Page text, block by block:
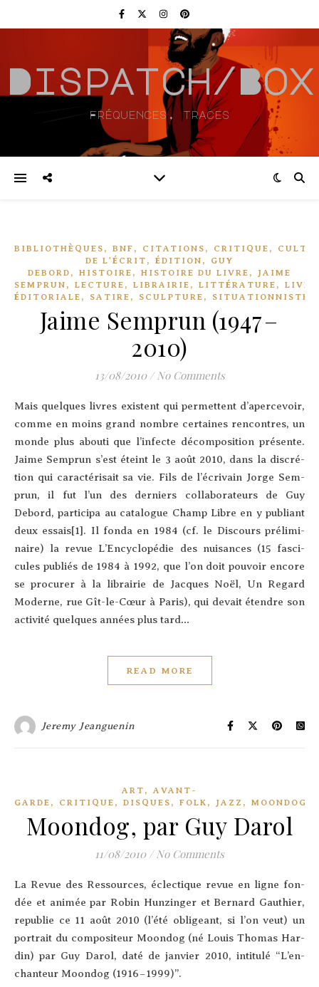
Dispatch/Box
Fréquences, traces
BIBLIOTHÈQUES , BNF , CITATIONS , CRITIQUE ,
DE L'ÉCRIT , ÉDITION ,
GUY
DEBORD , HISTOIRE , HISTOIRE DU LIVRE ,
JAIME
SEMPRUN , LECTURE , LIBRAIRIE , LITTÉRATURE ,
ÉDITORIALE , SATIRE , SCULPTURE , SITUATIONNISTE
Jaime Semprun (1947 –
2010)
13/08/2010 / No Comments
Mais quelques livres existent qui per­mettent d’a­per­ce­voir,
comme en moins grand nombre cer­taines ren­contres, un
monde plus abou­ti que l’in­fecte décom­po­si­tion présente.
Jaime Sem­prun s’est éteint le 3 août 2010, dans la dis­cré­
tion qui carac­té­ri­sait sa vie. Fils de l’é­cri­vain Jorge Sem­
prun, il fut l’un des der­niers col­la­bo­ra­teurs de Guy
Debord, par­ti­ci­pa au cata­logue Champ Libre en y publiant
deux essais[1]. Il fon­da en 1984 (cf. le Dis­cours pré­li­mi­
naire) la revue L’En­cy­clo­pé­die des nui­sances (15 fas­ci­
cules publiés de 1984 à 1992, que l’on doit pou­voir encore
se pro­cu­rer à la librai­rie de Jacques Noël, Un Regard
Moderne, rue Gît-le-Cœur à Paris), qui devait étendre son
acti­vi­té quelques années plus tard…
READ MORE
Jeremy Jeanguenin
ART , AVANT-
GARDE , CRITIQUE , DISQUES , FOLK , JAZZ , MOONDOG
Moondog, par Guy Darol
11/08/2010 / No Comments
La Revue des Res­sources, éclec­tique revue en ligne fon­
dée et ani­mée par Robin Hun­zin­ger et Ber­nard Gau­thier,
repu­blie ce 11 août 2010 (l’é­té obli­geant, si l’on veut) un
por­trait du com­po­si­teur Moon­dog (né Louis Tho­mas Har­
din) par Guy Darol, daté de jan­vier 2010, inti­tu­lé “L’en­
chan­teur Moon­dog (1916 – 1999)”.